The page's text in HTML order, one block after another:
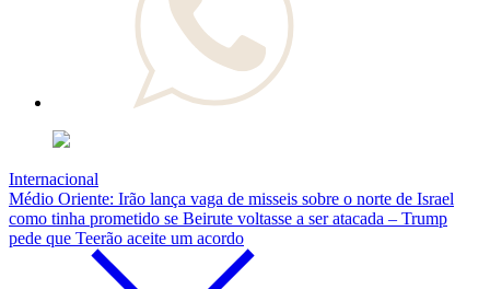
Internacional
Médio Oriente: Irão lança vaga de misseis sobre o norte de Israel
como tinha prometido se Beirute voltasse a ser atacada – Trump
pede que Teerão aceite um acordo